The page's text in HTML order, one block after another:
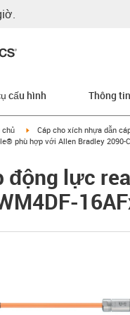
cấu hình Thông
arrow-right
chủ igus-icon-arrow-right
Cáp cho xích nhựa dẫn
phù hợp với Allen Bradley 2090-
động lực